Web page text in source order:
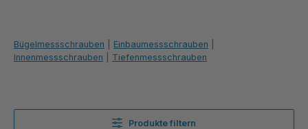
Bügelmessschrauben Einbaumessschrauben
Innenmessschrauben
Tiefenmessschrauben
Produkte filtern